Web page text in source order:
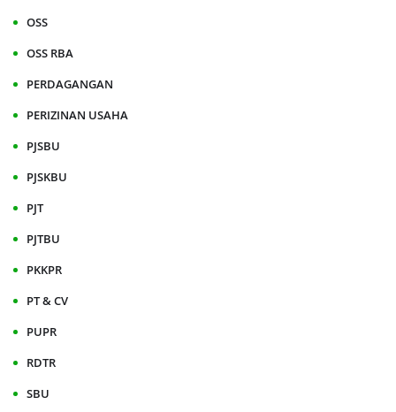
OSS
OSS RBA
PERDAGANGAN
PERIZINAN USAHA
PJSBU
PJSKBU
PJT
PJTBU
PKKPR
PT & CV
PUPR
RDTR
SBU